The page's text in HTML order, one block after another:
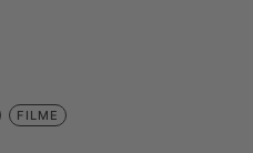
FILME